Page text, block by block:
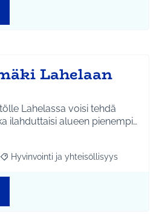
Lahelaan
Lahelassa voisi tehdä
ilahduttaisi alueen pienempi…
mukaan: Etelä-Tuusulan kylät
Rajaa tulokset teeman mukaan:
Hyvinvointi ja yhteisöllisyys